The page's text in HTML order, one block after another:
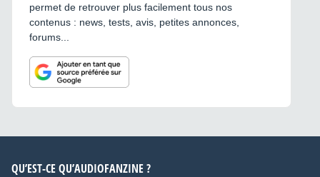
permet de retrouver plus facilement tous nos
contenus : news, tests, avis, petites annonces,
forums...
QU’EST-CE QU’AUDIOFANZINE ?